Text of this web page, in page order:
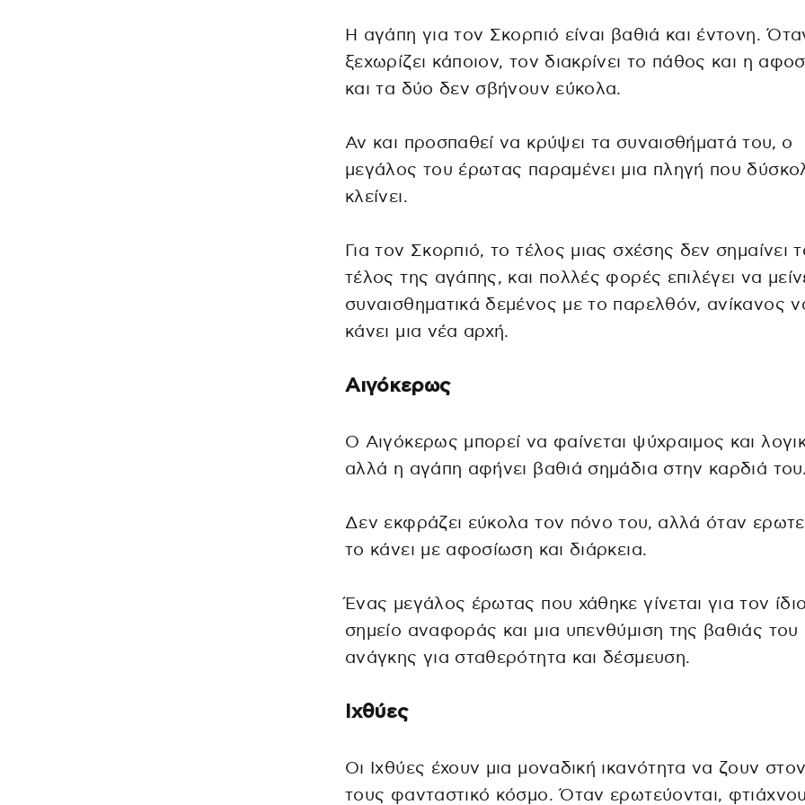
Η αγάπη για τον Σκορπιό είναι βαθιά και έντονη.
ξεχωρίζει κάποιον, τον διακρίνει το πάθος και η
και τα δύο δεν σβήνουν εύκολα.
Αν και προσπαθεί να κρύψει τα συναισθήματά του, ο
μεγάλος του έρωτας παραμένει μια πληγή που
κλείνει.
Για τον Σκορπιό, το τέλος μιας σχέσης δεν σημαίνει
τέλος της αγάπης, και πολλές φορές επιλέγει να
συναισθηματικά δεμένος με το παρελθόν, ανίκανος
κάνει μια νέα αρχή.
Αιγόκερως
Ο Αιγόκερως μπορεί να φαίνεται ψύχραιμος και
αλλά η αγάπη αφήνει βαθιά σημάδια στην καρδιά του.
Δεν εκφράζει εύκολα τον πόνο του, αλλά όταν
το κάνει με αφοσίωση και διάρκεια.
Ένας μεγάλος έρωτας που χάθηκε γίνεται για τον
σημείο αναφοράς και μια υπενθύμιση της βαθιάς του
ανάγκης για σταθερότητα και δέσμευση.
Ιχθύες
Οι Ιχθύες έχουν μια μοναδική ικανότητα να ζουν
τους φανταστικό κόσμο. Όταν ερωτεύονται,